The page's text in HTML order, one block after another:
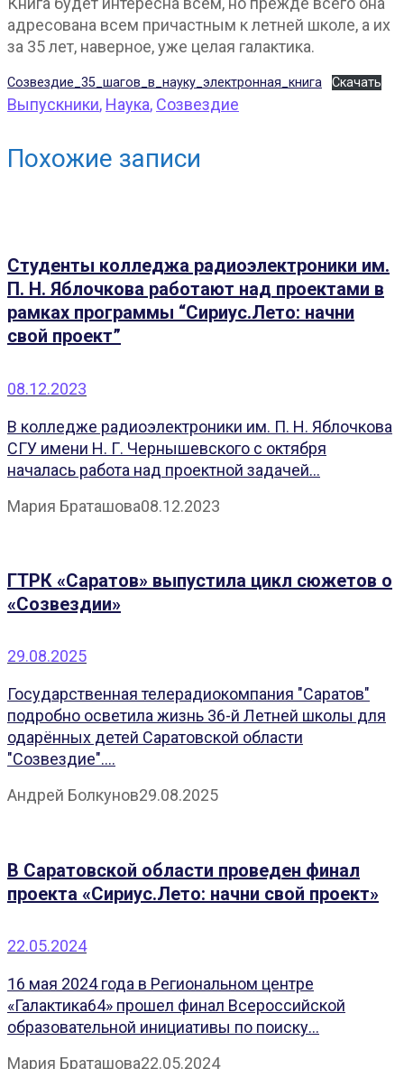
адресована всем причастным к летней школе, а их
за 35 лет, наверное, уже целая галактика.
Созвездие_35_шагов_в_науку_электронная_книга Скачать
Выпускники, Наука, Созвездие
Похожие записи
Студенты колледжа радиоэлектроники им.
П. Н. Яблочкова работают над проектами в
рамках программы “Сириус.Лето: начни
свой проект”
08.12.2023
В колледже радиоэлектроники им. П. Н. Яблочкова
СГУ имени Н. Г. Чернышевского с октября
началась работа над проектной задачей...
Мария Браташова08.12.2023
ГТРК «Саратов» выпустила цикл сюжетов о
«Созвездии»
29.08.2025
Государственная телерадиокомпания "Саратов"
подробно осветила жизнь 36-й Летней школы для
одарённых детей Саратовской области
"Созвездие"....
Андрей Болкунов29.08.2025
В Саратовской области проведен финал
проекта «Сириус.Лето: начни свой проект»
22.05.2024
16 мая 2024 года в Региональном центре
«Галактика64» прошел финал Всероссийской
образовательной инициативы по поиску...
Мария Браташова22.05.2024